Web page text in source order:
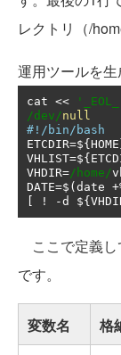
レクトリ（/
運用ツールを
cat <<
/dev/null
#!/bin/bash
ETCDIR=${ HOME
VHLIST=${
VHDIR=/home/
DATE=$ ( date
! -d ${
ここで定義し
です。
変数名 格